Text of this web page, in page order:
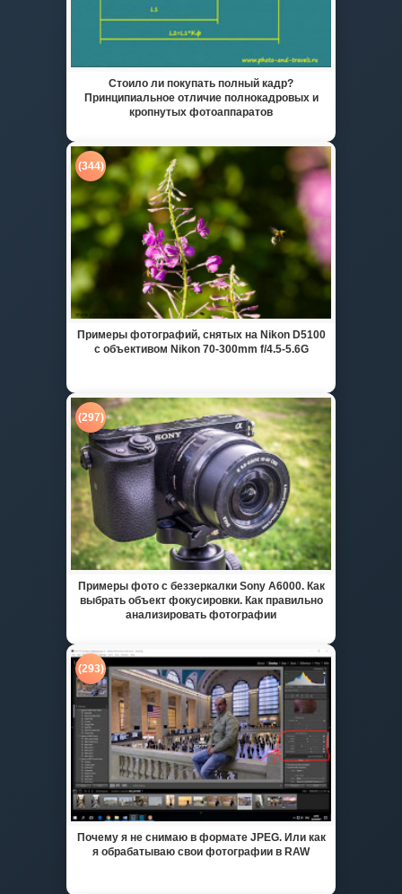
Стоило ли покупать полный кадр?
Принципиальное отличие полнокадровых и
кропнутых фотоаппаратов
(344)
Примеры фотографий, снятых на Nikon D5100
с объективом Nikon 70-300mm f/4.5-5.6G
(297)
Примеры фото с беззеркалки Sony A6000. Как
выбрать объект фокусировки. Как правильно
анализировать фотографии
(293)
Почему я не снимаю в формате JPEG. Или как
я обрабатываю свои фотографии в RAW